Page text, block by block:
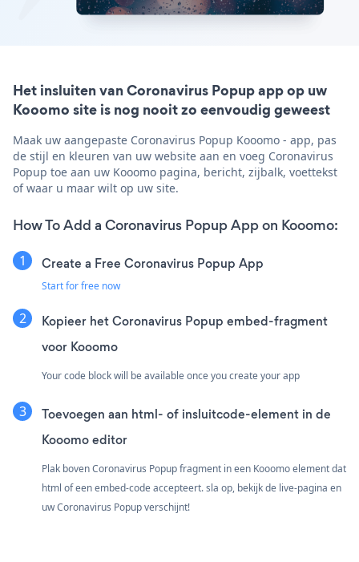
Het insluiten van Coronavirus Popup app op uw
Kooomo site is nog nooit zo eenvoudig geweest
Maak uw aangepaste Coronavirus Popup Kooomo - app, pas
de stijl en kleuren van uw website aan en voeg Coronavirus
Popup toe aan uw Kooomo pagina, bericht, zijbalk, voettekst
of waar u maar wilt op uw site.
How To Add a Coronavirus Popup App on Kooomo:
Create a Free Coronavirus Popup App
Start for free now
Kopieer het Coronavirus Popup embed-fragment
voor Kooomo
Your code block will be available once you create your app
Toevoegen aan html- of insluitcode-element in de
Kooomo editor
Plak boven Coronavirus Popup fragment in een Kooomo element dat
html of een embed-code accepteert. sla op, bekijk de live-pagina en
uw Coronavirus Popup verschijnt!